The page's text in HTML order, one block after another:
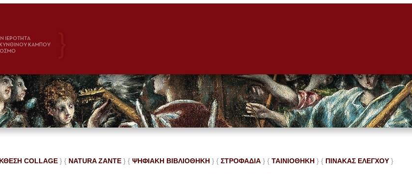
COLLAGE }{ NATURA ZANTE} { ΨΗΦΙΑΚΗ ΒΙΒΛΙΟΘΗΚΗ } { ΣΤΡΟΦΑΔΙΑ } { ΤΑΙΝΙΟΘΗΚΗ } { ΠΙΝΑΚΑΣ ΕΛΕΓΧΟΥ}